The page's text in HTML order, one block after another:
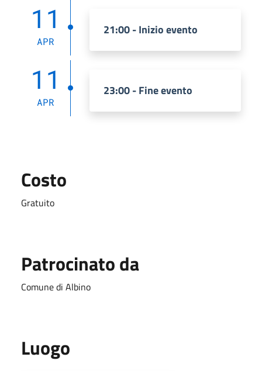
11
APR
21:00 - Inizio evento
11
APR
23:00 - Fine evento
Costo
Gratuito
Patrocinato da
Comune di Albino
Luogo